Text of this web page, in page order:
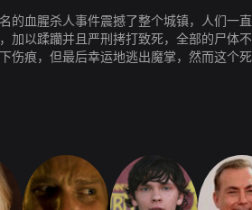
的血腥杀人事件震撼了整个城镇，人们一
加以蹂躪并且严刑拷打致死，全部的尸体
伤痕，但最后幸运地逃出魔掌，然而这个